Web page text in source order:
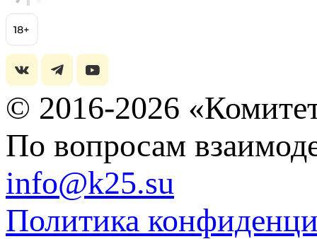
© 2016-2026
По вопросам
info@k25.su
Политика